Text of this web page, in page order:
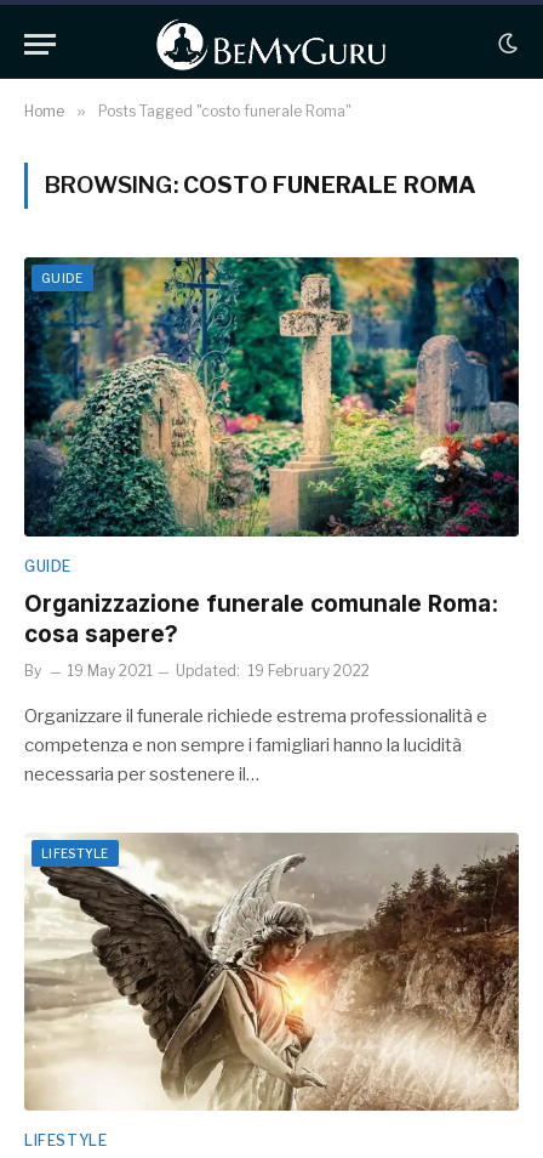
Home » Posts Tagged "costo funerale Roma"
BROWSING: COSTO FUNERALE ROMA
GUIDE
GUIDE
Organizzazione funerale comunale Roma:
cosa sapere?
By 19 May 2021 Updated: 19 February 2022
Organizzare il funerale richiede estrema professionalità e
competenza e non sempre i famigliari hanno la lucidità
necessaria per sostenere il…
LIFESTYLE
LIFESTYLE